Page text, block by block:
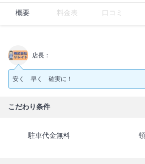
概要 料金表 口コミ
店長：
安く 早く 確実に！
こだわり条件
駐車代金無料